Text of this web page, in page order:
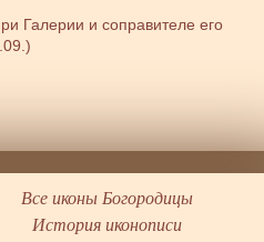
Галерии и соправителе его
Все иконы Богородицы
История иконописи